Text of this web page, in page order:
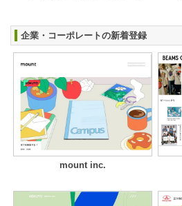
企業・コーポレートの新着登録
mount inc.